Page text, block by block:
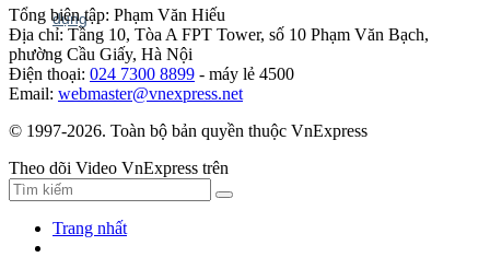
Tổng biên tập: Phạm Văn Hiếu
Địa chỉ: Tầng 10, Tòa A FPT Tower, số 10 Phạm Văn Bạch,
phường Cầu Giấy, Hà Nội
Điện thoại: 024 7300 8899 - máy lẻ 4500
Email: webmaster@vnexpress.net
© 1997-2026. Toàn bộ bản quyền thuộc VnExpress
Theo dõi Video VnExpress trên
Trang nhất